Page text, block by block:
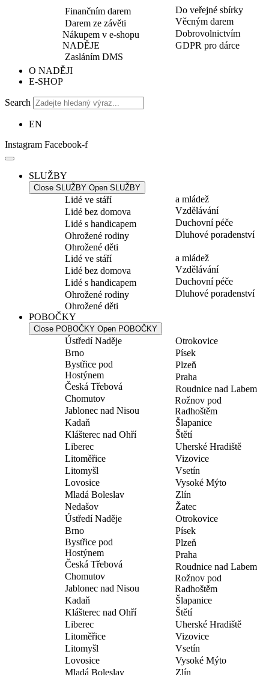
Finančním darem
Darem ze závěti
Nákupem v e-shopu
NADĚJE
Zasláním DMS
Do veřejné sbírky
Věcným darem
Dobrovolnictvím
GDPR pro dárce
O NADĚJI
E-SHOP
Search
EN
Instagram Facebook-f
SLUŽBY
Close SLUŽBY Open SLUŽBY
Lidé ve stáří
Lidé bez domova
Lidé s handicapem
Ohrožené rodiny
Ohrožené děti
a mládež
Vzdělávání
Duchovní péče
Dluhové poradenství
Lidé ve stáří
Lidé bez domova
Lidé s handicapem
Ohrožené rodiny
Ohrožené děti
a mládež
Vzdělávání
Duchovní péče
Dluhové poradenství
POBOČKY
Close POBOČKY Open POBOČKY
Ústředí Naděje
Brno
Bystřice pod
Hostýnem
Česká Třebová
Chomutov
Jablonec nad Nisou
Kadaň
Klášterec nad Ohří
Liberec
Litoměřice
Litomyšl
Lovosice
Mladá Boleslav
Nedašov
Otrokovice
Písek
Plzeň
Praha
Roudnice nad Labem
Rožnov pod
Radhoštěm
Šlapanice
Štětí
Uherské Hradiště
Vizovice
Vsetín
Vysoké Mýto
Zlín
Žatec
Ústředí Naděje
Brno
Bystřice pod
Hostýnem
Česká Třebová
Chomutov
Jablonec nad Nisou
Kadaň
Klášterec nad Ohří
Liberec
Litoměřice
Litomyšl
Lovosice
Mladá Boleslav
Otrokovice
Písek
Plzeň
Praha
Roudnice nad Labem
Rožnov pod
Radhoštěm
Šlapanice
Štětí
Uherské Hradiště
Vizovice
Vsetín
Vysoké Mýto
Zlín